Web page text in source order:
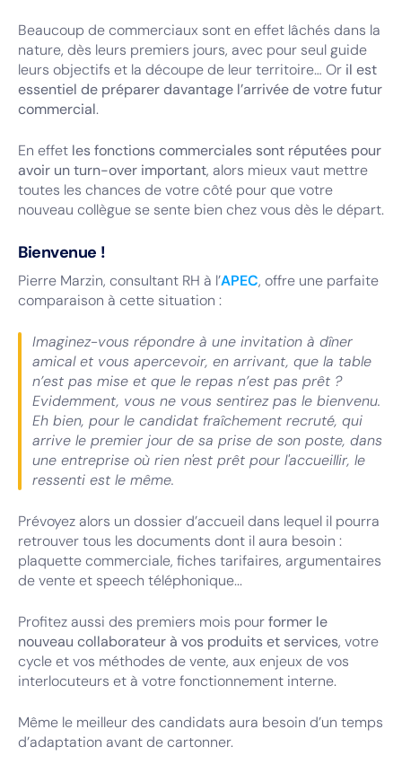
Beaucoup de commerciaux sont en effet lâchés dans la
nature, dès leurs premiers jours, avec pour seul guide
leurs objectifs et la découpe de leur territoire… Or il est
essentiel de préparer davantage l’arrivée de votre futur
commercial.
En effet les fonctions commerciales sont réputées pour
avoir un turn-over important, alors mieux vaut mettre
toutes les chances de votre côté pour que votre
nouveau collègue se sente bien chez vous dès le départ.
Bienvenue !
Pierre Marzin, consultant RH à l’APEC, offre une parfaite
comparaison à cette situation :
Imaginez-vous répondre à une invitation à dîner
amical et vous apercevoir, en arrivant, que la table
n’est pas mise et que le repas n’est pas prêt ?
Evidemment, vous ne vous sentirez pas le bienvenu.
Eh bien, pour le candidat fraîchement recruté, qui
arrive le premier jour de sa prise de son poste, dans
une entreprise où rien n'est prêt pour l'accueillir, le
ressenti est le même.
Prévoyez alors un dossier d’accueil dans lequel il pourra
retrouver tous les documents dont il aura besoin :
plaquette commerciale, fiches tarifaires, argumentaires
de vente et speech téléphonique...
Profitez aussi des premiers mois pourformer le
nouveau collaborateur à vos produits et services, votre
cycle et vos méthodes de vente, aux enjeux de vos
interlocuteurs et à votre fonctionnement interne.
Même le meilleur des candidats aura besoin d’un temps
d’adaptation avant de cartonner.